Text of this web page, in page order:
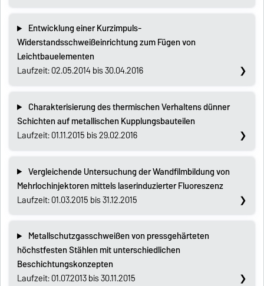
Entwicklung einer Kurzimpuls-
Widerstandsschweißeinrichtung zum Fügen von
Leichtbauelementen
Laufzeit: 02.05.2014 bis 30.04.2016
Charakterisierung des thermischen Verhaltens dünner
Schichten auf metallischen Kupplungsbauteilen
Laufzeit: 01.11.2015 bis 29.02.2016
Vergleichende Untersuchung der Wandfilmbildung von
Mehrlochinjektoren mittels laserinduzierter Fluoreszenz
Laufzeit: 01.03.2015 bis 31.12.2015
Metallschutzgasschweißen von pressgehärteten
höchstfesten Stählen mit unterschiedlichen
Beschichtungskonzepten
Laufzeit: 01.07.2013 bis 30.11.2015